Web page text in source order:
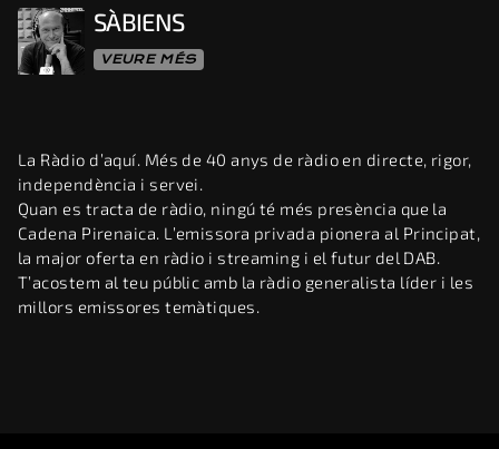
SÀBIENS
VEURE MÉS
La Ràdio d’aquí. Més de 40 anys de ràdio en directe, rigor,
independència i servei.
Quan es tracta de ràdio, ningú té més presència que la
Cadena Pirenaica. L’emissora privada pionera al Principat,
la major oferta en ràdio i streaming i el futur del DAB.
T’acostem al teu públic amb la ràdio generalista líder i les
millors emissores temàtiques.